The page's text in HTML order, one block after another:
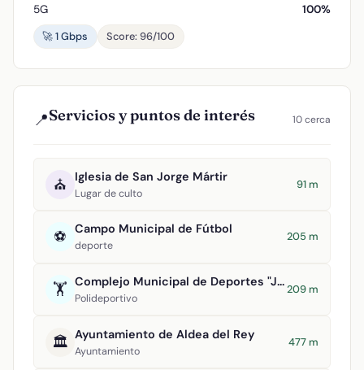
5G
100%
🚀 1 Gbps
Score: 96/100
📍Servicios y puntos de interés 10 cerca
⛪ Iglesia de San Jorge Mártir
Lugar de culto
91 m
⚽ Campo Municipal de Fútbol
deporte
205 m
🏋️ Complejo Municipal de Deportes "Julián Álvarez de Uribarri"
Polideportivo
209 m
🏛️ Ayuntamiento de Aldea del Rey
Ayuntamiento
477 m